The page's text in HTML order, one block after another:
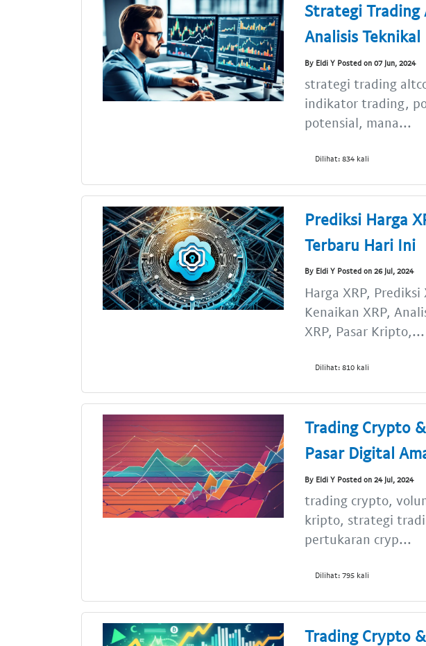
Strategi
Analisis Teknikal
By Eldi Y Posted on 07 Jun, 2024
strategi trading
indikator trading,
potensial, mana...
Dilihat: 834 kali
Prediksi Harga
Terbaru Hari Ini
By Eldi Y Posted on 26 Jul, 2024
Harga XRP,
Kenaikan XRP,
XRP, Pasar Kripto,...
Dilihat: 810 kali
Trading Crypto
Pasar Digital
By Eldi Y Posted on 24 Jul, 2024
trading crypto,
kripto, strategi
pertukaran cryp...
Dilihat: 795 kali
Trading Crypto